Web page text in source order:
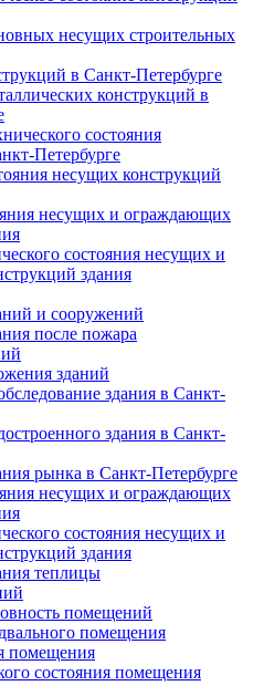
несущих строительных
в Санкт-Петербурге
конструкций в
состояния
Петербурге
несущих конструкций
несущих и ограждающих
состояния несущих и
здания
и сооружений
после пожара
зданий
здания в Санкт-
здания в Санкт-
рынка в Санкт-Петербурге
несущих и ограждающих
состояния несущих и
здания
теплицы
помещений
помещения
помещения
состояния помещения